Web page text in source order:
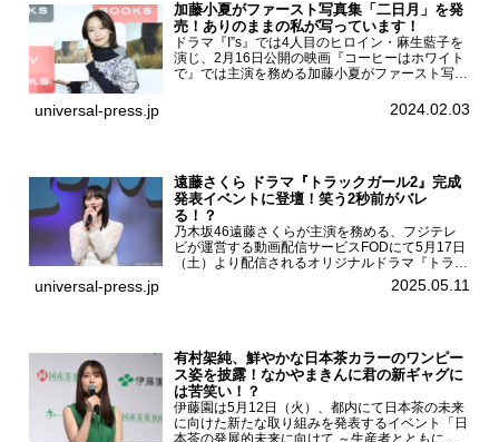
加藤小夏がファースト写真集「二日月」を発
売！ありのままの私が写っています！
ドラマ『I”s』では4人目のヒロイン・麻生藍子を
演じ、2月16日公開の映画『コーヒーはホワイト
で』では主演を務める加藤小夏がファースト写真
記念イベントをHMV＆BOOKS SHIBUYAで開催
universal-press.jp 2024.02.03
遠藤さくら ドラマ『トラックガール2』完成
発表イベントに登壇！笑う2秒前がバレ
る！？
乃木坂46遠藤さくらが主演を務める、フジテレ
ビが運営する動画配信サービスFODにて5月17日
（土）より配信されるオリジナルドラマ『トラッ
クガール2』の完成発表イベントが５月10日
（土）都内で開催された。FODドラマ『トラック
universal-press.jp 2025.05.11
有村架純、鮮やかな日本茶カラーのワンピー
ス姿を披露！なかやまきんに君の新ギャグに
は苦笑い！？
伊藤園は5月12日（火）、都内にて日本茶の未来
に向けた新たな取り組みを発表するイベント「日